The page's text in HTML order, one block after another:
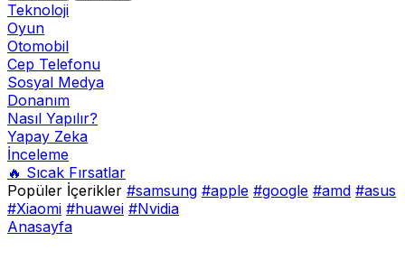
Teknoloji
Oyun
Otomobil
Cep Telefonu
Sosyal Medya
Donanım
Nasıl Yapılır?
Yapay Zeka
İnceleme
🔥 Sıcak Fırsatlar
Popüler İçerikler #samsung #apple #google #amd #asus
#Xiaomi #huawei #Nvidia
Anasayfa